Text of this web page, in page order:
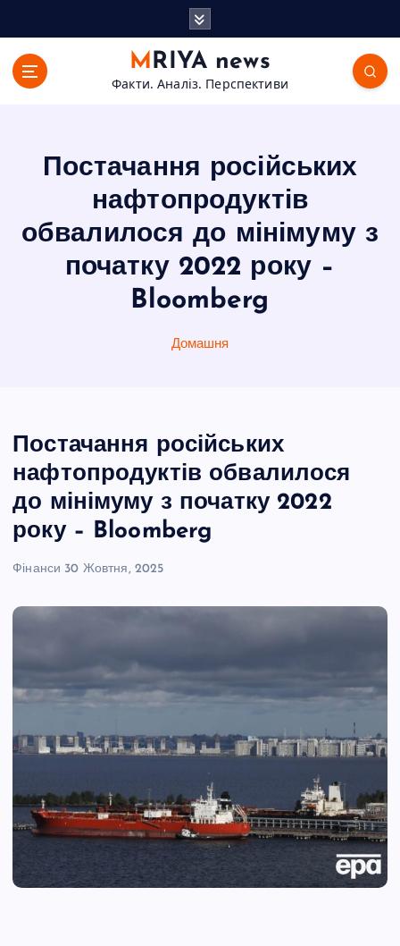
MRIYA news
Факти. Аналіз. Перспективи
Постачання російських
нафтопродуктів
обвалилося до мінімуму з
початку 2022 року –
Bloomberg
Домашня
Постачання російських
нафтопродуктів обвалилося
до мінімуму з початку 2022
року – Bloomberg
Фінанси 30 Жовтня, 2025